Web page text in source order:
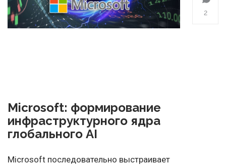
2
Microsoft: формирование
инфраструктурного ядра
глобального AI
Microsoft последовательно выстраивает